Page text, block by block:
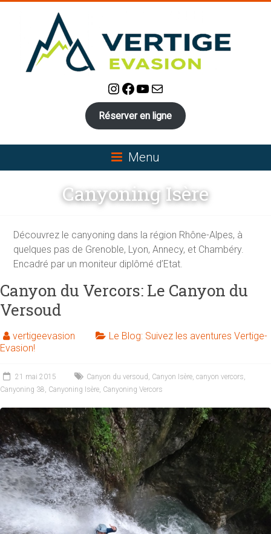
EVASION:
Canyoning,
Escalade
et
Via-
Ferrata
en
Isère
autour
Grenoble,
et
Valence,
Charteuse.
Instagram
Facebook
YouTube
E-mail
Réserver en ligne
Menu
Canyoning Isère
Découvrez le canyoning dans la région Rhône-Alpes, à
quelques pas de Grenoble, Lyon, Annecy, et Chambéry.
Encadré par un moniteur diplômé d’Etat.
Canyon du Vercors: Le Canyon du
Versoud
vertigeevasion
Le Blog: Suivez les aventures Vertige-
Evasion!
21 mai 2015 Canyon du versoud , Canyon Isère, canyon vercors,
Canyoning 38, Canyoning Isère, Canyoning Vercors